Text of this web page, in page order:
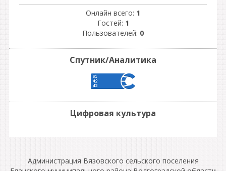
Онлайн всего: 1
Гостей: 1
Пользователей: 0
Спутник/Аналитика
Цифровая культура
Администрация Вязовского сельского поселения